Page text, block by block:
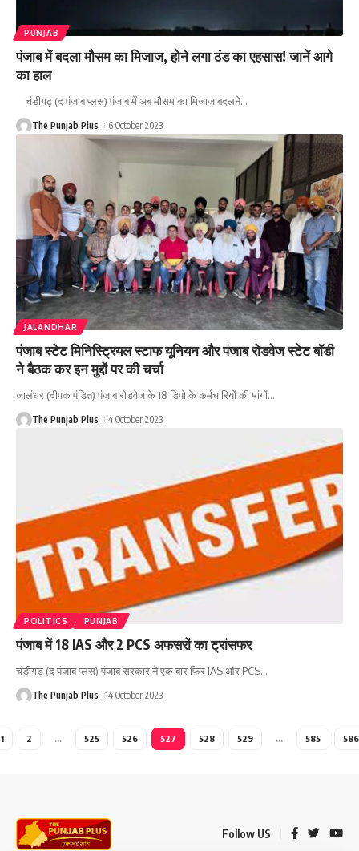
PUNJAB
पंजाब में बदला मौसम का मिजाज, होने लगा ठंड का एहसास! जानें आगे
का हाल
चंडीगढ़ (द पंजाब प्लस) पंजाब में अब मौसम का मिजाज बदलने…
The Punjab Plus 16 October 2023
JALANDHAR
पंजाब स्टेट मिनिस्ट्रियल स्टाफ यूनियन और पंजाब रोडवेज स्टेट बॉडी
ने बैठक कर इन मुद्दों पर की चर्चा
जालंधर (दीपक पंडित) पंजाब रोडवेज के 18 डिपो के कर्मचारियों की मांगों…
The Punjab Plus 14 October 2023
POLITICS PUNJAB
पंजाब में 18 IAS और 2 PCS अफसरों का ट्रांसफर
चंडीगड़ (द पंजाब प्लस) पंजाब सरकार ने एक बार फिर IAS और PCS…
The Punjab Plus 14 October 2023
1 2 … 525 526 527 528 529 … 585 586
Follow US